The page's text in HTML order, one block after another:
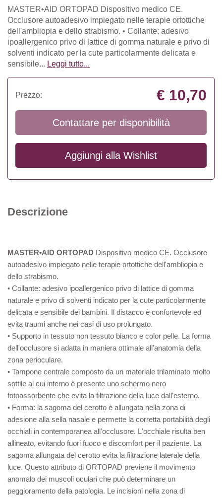
MASTER•AID ORTOPAD Dispositivo medico CE.
Occlusore autoadesivo impiegato nelle terapie ortottiche
dell'ambliopia e dello strabismo. • Collante: adesivo
ipoallergenico privo di lattice di gomma naturale e privo di
solventi indicato per la cute particolarmente delicata e
sensibile... Leggi tutto...
Prezzo: € 10,70
Contattare per disponibilità
Aggiungi alla Wishlist
Descrizione
MASTER•AID ORTOPAD Dispositivo medico CE. Occlusore
autoadesivo impiegato nelle terapie ortottiche dell'ambliopia e
dello strabismo.
• Collante: adesivo ipoallergenico privo di lattice di gomma
naturale e privo di solventi indicato per la cute particolarmente
delicata e sensibile dei bambini. Il distacco è confortevole ed
evita traumi anche nei casi di uso prolungato.
• Supporto in tessuto non tessuto bianco e color pelle. La forma
dell'occlusore si adatta in maniera ottimale all'anatomia della
zona perioculare.
• Tampone centrale composto da un materiale trilaminato molto
sottile al cui interno è presente uno schermo nero
fotoassorbente che evita la filtrazione della luce dall'esterno.
• Forma: la sagoma del cerotto è allungata nella zona di
adesione alla sella nasale e permette la corretta portabilità degli
occhiali in contemporanea all'occlusore. L'occhiale risulta ben
allineato, evitando fuori fuoco e discomfort per il paziente. La
sagoma allungata del cerotto evita la filtrazione laterale della
luce. Questo attributo di ORTOPAD previene il movimento
anomalo dei muscoli oculari che può determinare un
peggioramento della patologia. Le incisioni nella zona di